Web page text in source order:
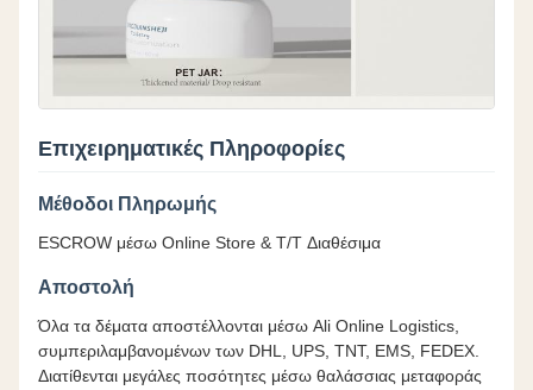
Επιχειρηματικές Πληροφορίες
Μέθοδοι Πληρωμής
ESCROW μέσω Online Store & T/T Διαθέσιμα
Αποστολή
Όλα τα δέματα αποστέλλονται μέσω Ali Online Logistics,
συμπεριλαμβανομένων των DHL, UPS, TNT, EMS, FEDEX.
Διατίθενται μεγάλες ποσότητες μέσω θαλάσσιας μεταφοράς